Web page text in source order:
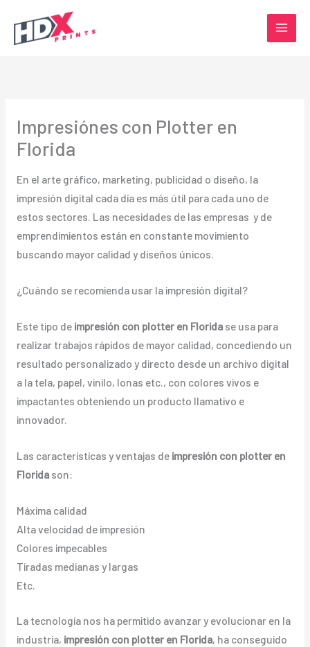
contenido
Impresiónes con Plotter en
Florida
En el arte gráfico, marketing, publicidad o diseño, la
impresión digital cada día es más útil para cada uno de
estos sectores. Las necesidades de las empresas y de
emprendimientos están en constante movimiento
buscando mayor calidad y diseños únicos.
¿Cuándo se recomienda usar la impresión digital?
Este tipo de impresión con plotter en Floridase usa para
realizar trabajos rápidos de mayor calidad, concediendo un
resultado personalizado y directo desde un archivo digital
a la tela, papel, vinilo, lonas etc., con colores vivos e
impactantes obteniendo un producto llamativo e
innovador.
Las características y ventajas de impresión con plotter en
Floridason:
Máxima calidad
Alta velocidad de impresión
Colores impecables
Tiradas medianas y largas
Etc.
La tecnología nos ha permitido avanzar y evolucionar en la
industria, impresión con plotter en Florida, ha conseguido